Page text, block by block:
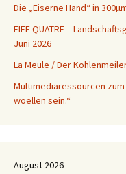
Die „Eiserne Hand“ in
FIEF QUATRE –
Juni 2026
La Meule / Der
Multimediaressourcen
woellen sein.“
August 2026